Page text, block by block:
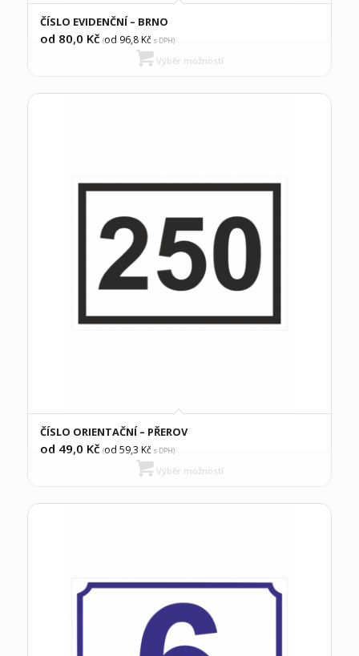
ČÍSLO EVIDENČNÍ – BRNO
od 80,0 Kč (od 96,8Kčs DPH)
Výběr možností
ČÍSLO ORIENTAČNÍ – PŘEROV
od 49,0 Kč (od 59,3 Kčs DPH)
Výběr možností